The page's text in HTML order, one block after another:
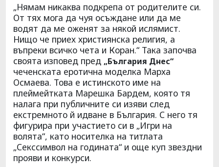
„Нямам никаква подкрепа от родителите си.
От тях мога да чуя осъждане или да ме
водят да ме оженят за някой ислямист.
Нищо че приех християнска религия, а
въпреки всичко чета и Коран.“ Така започва
своята изповед пред „България Днес“
чеченската еротична моделка Марха
Осмаева. Това е истинското име на
плеймейтката Марешка Бардем, която тя
налага при публичните си изяви след
екстремното й идване в България. С него тя
фигурира при участието си в „Игри на
волята“, като носителка на титлата
„Секссимвол на годината“ и още куп звездни
прояви и конкурси.